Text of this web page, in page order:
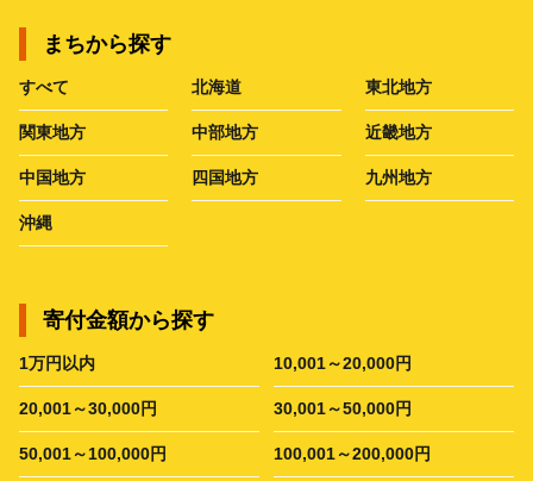
まちから探す
すべて 北海道 東北地方
関東地方 中部地方 近畿地方
中国地方 四国地方 九州地方
沖縄
寄付金額から探す
1万円以内 10,001～20,000円
20,001～30,000円 30,001～50,000円
50,001～100,000円 100,001～200,000円